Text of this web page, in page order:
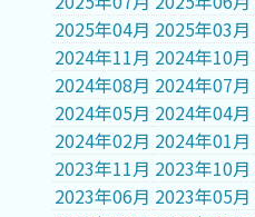
2025年04月 2025年03月
2024年11月 2024年10月
2024年08月 2024年07月
2024年05月 2024年04月
2024年02月 2024年01月
2023年11月 2023年10月
2023年06月 2023年05月